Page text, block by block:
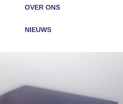
OVER ONS
NIEUWS